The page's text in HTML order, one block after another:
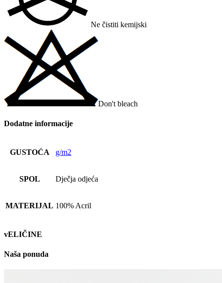
Ne čistiti kemijski
Don't bleach
Dodatne informacije
GUSTOĆA g/m2
SPOL Dječja odjeća
MATERIJAL 100% Acril
vELIČINE
Naša ponuda